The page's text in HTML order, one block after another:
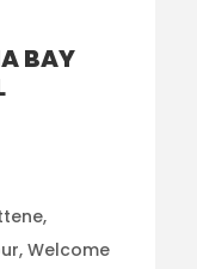
BAY
Welcome